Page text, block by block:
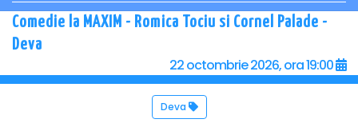
Comedie la MAXIM - Romica Tociu si Cornel Palade -
Deva
22 octombrie 2026, ora 19:00
Deva